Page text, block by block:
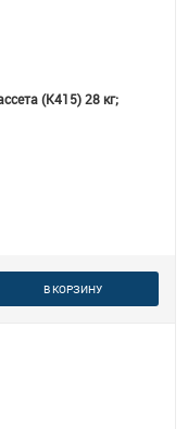
(К415) 28 кг;
В КОРЗИНУ